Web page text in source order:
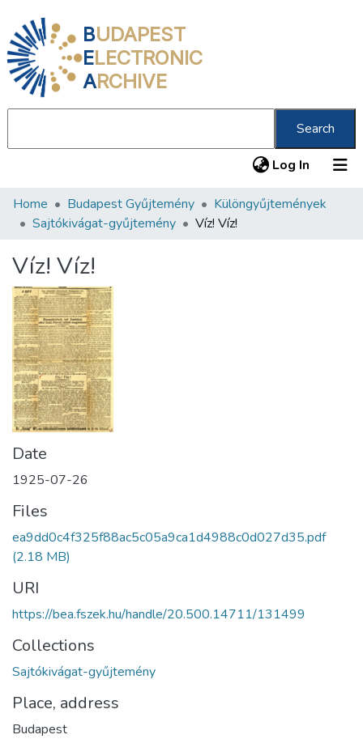
BUDAPEST
ELECTRONIC
ARCHIVE
Search
Log In (current)
Communities & Collections
Statistics
About us
Home Budapest Gyűjtemény
Különgyűjtemények
Sajtókivágat-gyűjtemény
Víz! Víz!
Víz! Víz!
Date
1925-07-26
Files
ea9dd0c4f325f88ac5c05a9ca1d4988c0d027d35.pdf
(2.18 MB)
URI
https://bea.fszek.hu/handle/20.500.14711/131499
Collections
Sajtókivágat-gyűjtemény
Place, address
Budapest